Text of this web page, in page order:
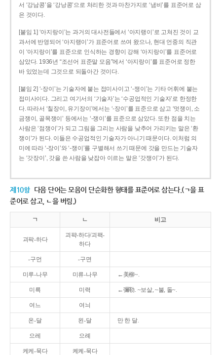
서 ‘강남콩’을 ‘강낭콩’으로 처리한 것과 마찬가지로 ‘냄비’를 표준어로 삼
은 것이다.
[붙임 1] ‘아지랑이’는 과거의 대사전들에서 ‘아지랭이’로 고쳐진 것이 교
과서에 반영되어 ‘아지랭이’가 표준어로 쓰여 왔으나, 현대 언중의 직관
이 ‘아지랑이’를 표준으로 인식하는 경향이 강해 ‘아지랑이’를 표준어로
삼았다. 1936년 “조선어 표준말 모음”에서 ‘아지랑이’를 표준어로 정한
바 있었는데 그것으로 되돌아간 것이다.
[붙임 2] ‘-장이’는 기술자에 붙는 접미사이고 ‘-쟁이’는 기타 어휘에 붙는
접미사이다. 그리고 여기서의 ‘기술자’는 ‘수공업적인 기술자’로 한정한
다. 따라서 ‘칠장이, 유기장이’에서는 ‘-장이’를 표준으로 삼고 ‘멋쟁이, 소
금쟁이, 골목쟁이’ 등에서는 ‘-쟁이’를 표준으로 삼았다. 또한 점을 치는
사람은 ‘점쟁이’가 되고 그림을 그리는 사람을 낮추어 가리키는 말은 ‘환
쟁이’가 된다. 이들은 수공업적인 기술자가 아니기 때문이다. 이처럼 의
미에 따라 ‘-장이’와 ‘-쟁이’를 구별해서 쓰기 때문에 갓을 만드는 기술자
는 ‘갓장이’, 갓을 쓴 사람을 낮잡아 이르는 말은 ‘갓쟁이’가 된다.
제10항 다음 단어는 모음이 단순화한 형태를 표준어로 삼는다.(ㄱ을 표
준어로 삼고, ㄴ을 버림.)
ㄱ ㄴ 비고
괴팍-하다
괴퍅-하다/괴팩-
하다
-구먼 -구면
미루-나무 미류-나무 ←美柳~.
미륵 미력 ←彌勒. ~보살, ~불, 돌~.
여느 여늬
온-달 왼-달 만 한 달.
으레 으례
케케-묵다 켸켸-묵다